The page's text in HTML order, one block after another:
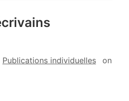
Publications individuelles on